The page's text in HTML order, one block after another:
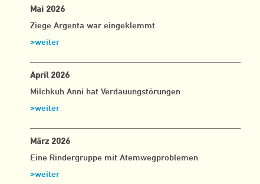
Mai 2026
Ziege Argenta war eingeklemmt
>weiter
April 2026
Milchkuh Anni hat Verdauungstörungen
>weiter
März 2026
Eine Rindergruppe mit Atemwegproblemen
>weiter